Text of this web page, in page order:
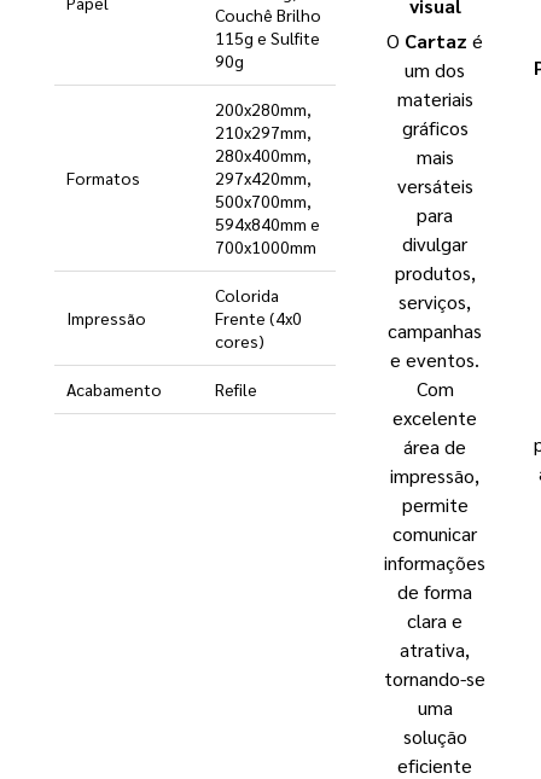
Couchê Brilho
115g e Sulfite
90g
Formatos
200x280mm,
210x297mm,
280x400mm,
297x420mm,
500x700mm,
594x840mm e
700x1000mm
Impressão
Colorida
Frente (4x0
cores)
Acabamento Refile
visual
O Cartaz é
um dos
materiais
gráficos
mais
versáteis
para
divulgar
produtos,
serviços,
campanhas
e eventos.
Com
excelente
área de
impressão,
permite
comunicar
informações
de forma
clara e
atrativa,
tornando-se
uma
solução
eficiente